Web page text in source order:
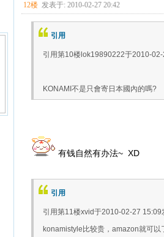
12楼 发表于: 2010-02-27 20:42
引用
引用第10楼lok19890222于2010-
KONAMI不是只會寄日本國內的嗎?
有钱自然有办法~ XD
引用
引用第11楼xvid于2010-02-27
konamistyle比较贵，amazon就可